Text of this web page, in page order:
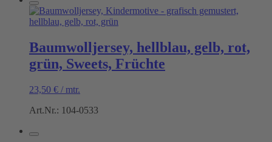
Baumwolljersey, hellblau, gelb, rot,
grün, Sweets, Früchte
23,50 € / mtr.
Art.Nr.: 104-0533